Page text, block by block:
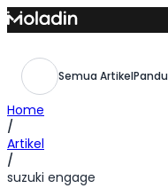
Skip
to
Semua Artikel
Home
/
Artikel
/
suzuki engage